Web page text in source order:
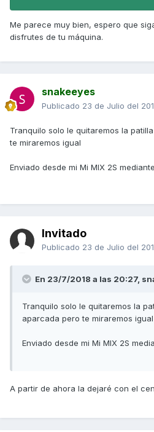
Me parece muy bien, espero que
disfrutes de tu máquina.
snakeeyes
Publicado 23 de Julio del
Tranquilo solo le quitaremos la
te miraremos igual
Enviado desde mi Mi MIX 2S
Invitado
Publicado 23 de Julio del
En 23/7/2018 a las 20:27,
Tranquilo solo le quitaremos la
aparcada pero te miraremos igual
Enviado desde mi Mi MIX 2S
A partir de ahora la dejaré con el